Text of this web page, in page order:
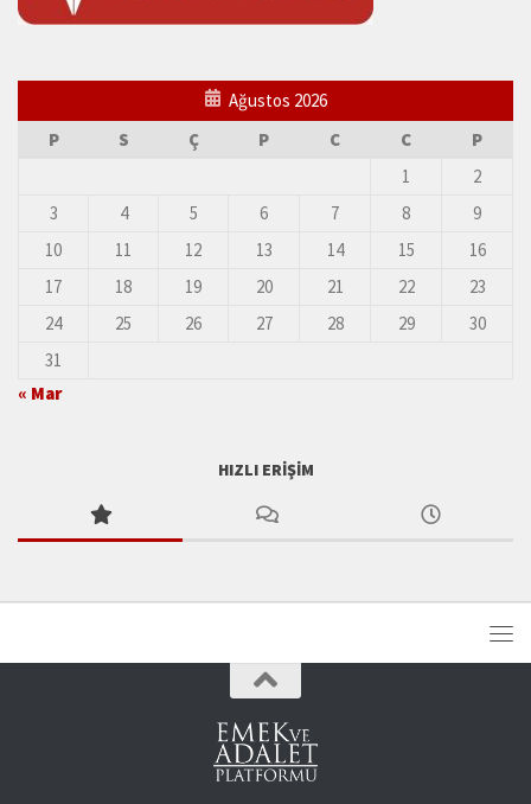
Ağustos 2026
P
S Ç P C C
P
1
2
3
4 5 6 7 8
9
10
11 12 13 14 15
16
17
18 19 20 21 22
23
24
25 26 27 28 29
30
31
« Mar
HIZLI ERIŞIM